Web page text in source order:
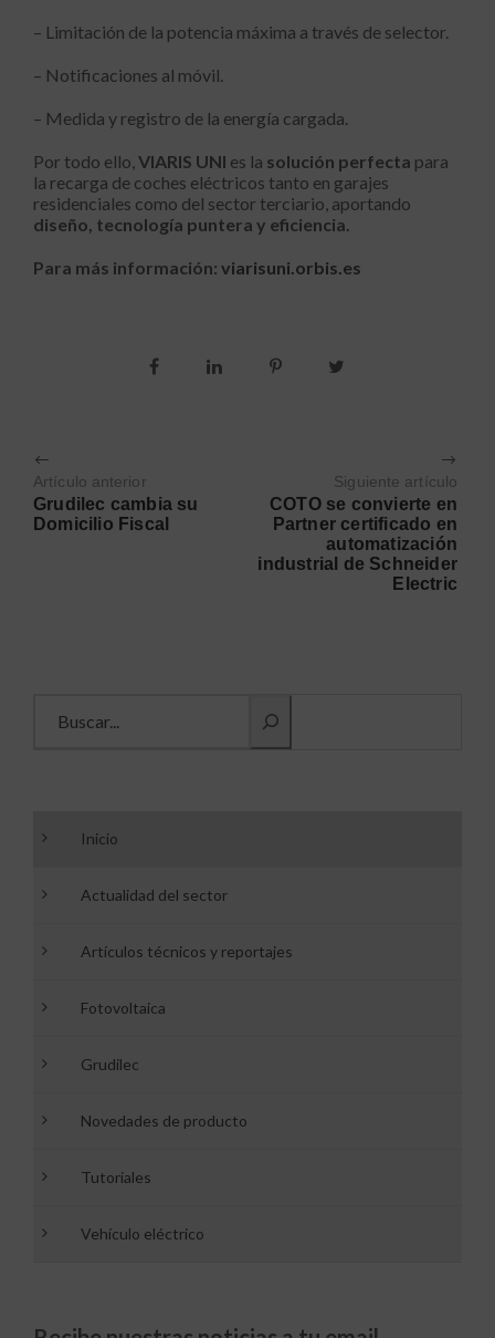
– Limitación de la potencia máxima a través de selector.
– Notificaciones al móvil.
– Medida y registro de la energía cargada.
Por todo ello,VIARIS UNI es la solución perfecta para
la recarga de coches eléctricos tanto en garajes
residenciales como del sector terciario, aportando
diseño, tecnología puntera y eficiencia.
Para más información: viarisuni.orbis.es
Artículo anterior
Grudilec cambia su
Domicilio Fiscal
Siguiente artículo
COTO se convierte en
Partner certificado en
automatización
industrial de Schneider
Electric
Inicio
Actualidad del sector
Artículos técnicos y reportajes
Fotovoltaica
Grudilec
Novedades de producto
Tutoriales
Vehículo eléctrico